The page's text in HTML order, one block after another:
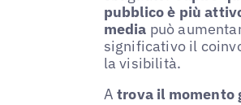
pubblico è più
media può
significativo il
la visibilità.
A trova il momento